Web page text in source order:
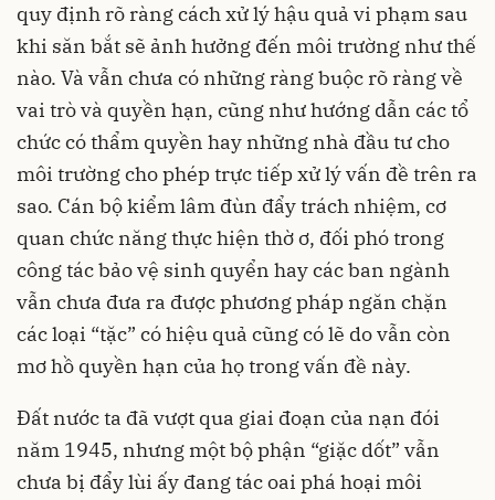
quy định rõ ràng cách xử lý hậu quả vi phạm sau
khi săn bắt sẽ ảnh hưởng đến môi trường như thế
nào. Và vẫn chưa có những ràng buộc rõ ràng về
vai trò và quyền hạn, cũng như hướng dẫn các tổ
chức có thẩm quyền hay những nhà đầu tư cho
môi trường cho phép trực tiếp xử lý vấn đề trên ra
sao. Cán bộ kiểm lâm đùn đẩy trách nhiệm, cơ
quan chức năng thực hiện thờ ơ, đối phó trong
công tác bảo vệ sinh quyển hay các ban ngành
vẫn chưa đưa ra được phương pháp ngăn chặn
các loại “tặc” có hiệu quả cũng có lẽ do vẫn còn
mơ hồ quyền hạn của họ trong vấn đề này.
Đất nước ta đã vượt qua giai đoạn của nạn đói
năm 1945, nhưng một bộ phận “giặc dốt” vẫn
chưa bị đẩy lùi ấy đang tác oai phá hoại môi